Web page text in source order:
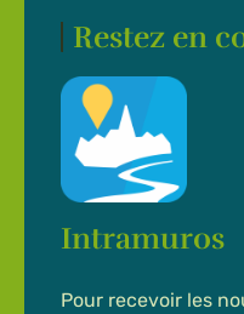
Restez en
Intramuros
Pour recevoir les